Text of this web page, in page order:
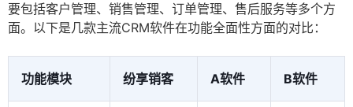
要包括客户管理、销售管理、订单管理、售后服务等多个方
面。以下是几款主流CRM软件在功能全面性方面的对比：
功能模块 纷享销客 A软件 B软件